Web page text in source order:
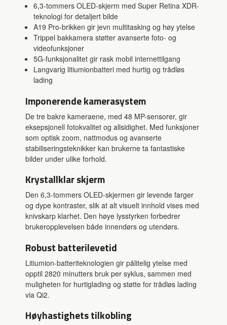
6,3-tommers OLED-skjerm med Super Retina XDR-
teknologi for detaljert bilde
A19 Pro-brikken gir jevn multitasking og høy ytelse
Trippel bakkamera støtter avanserte foto- og
videofunksjoner
5G-funksjonalitet gir rask mobil internettilgang
Langvarig litiumionbatteri med hurtig og trådløs
lading
Imponerende kamerasystem
De tre bakre kameraene, med 48 MP-sensorer, gir
eksepsjonell fotokvalitet og allsidighet. Med funksjoner
som optisk zoom, nattmodus og avanserte
stabiliseringsteknikker kan brukerne ta fantastiske
bilder under ulike forhold.
Krystallklar skjerm
Den 6,3-tommers OLED-skjermen gir levende farger
og dype kontraster, slik at alt visuelt innhold vises med
knivskarp klarhet. Den høye lysstyrken forbedrer
brukeropplevelsen både innendørs og utendørs.
Robust batterilevetid
Litiumion-batteriteknologien gir pålitelig ytelse med
opptil 2820 minutters bruk per syklus, sammen med
muligheten for hurtiglading og støtte for trådløs lading
via Qi2.
Høyhastighets tilkobling